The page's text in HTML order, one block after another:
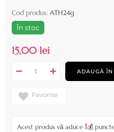
Cod produs: ATH24g
În stoc
15,00 lei
ADAUGĂ ÎN
Favorite
Acest produs vă aduce 1💰